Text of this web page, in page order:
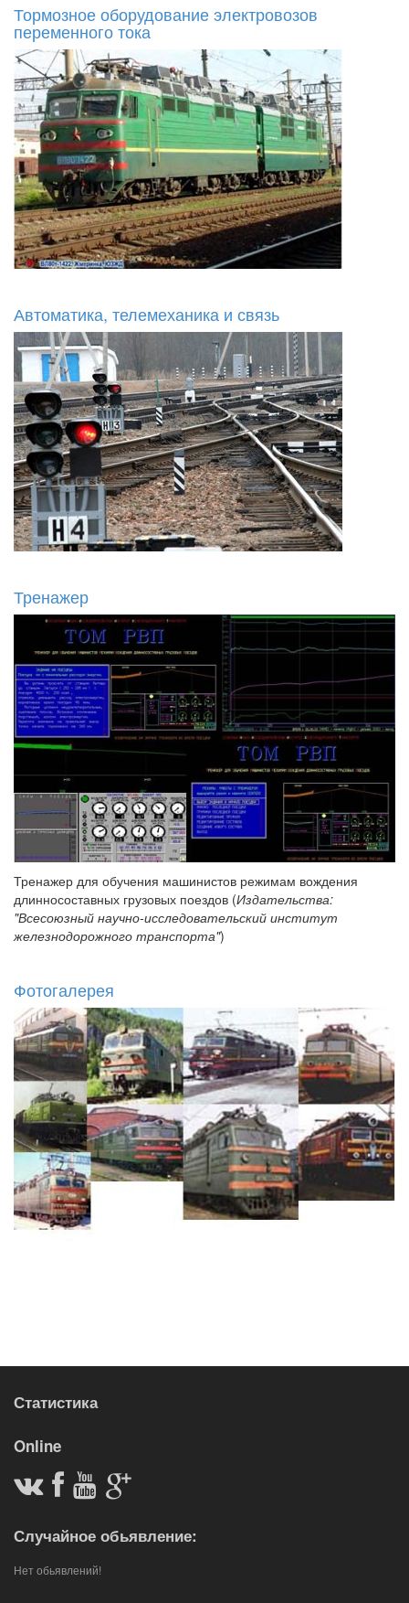
Тормозное оборудование электровозов
переменного тока
Автоматика, телемеханика и связь
Тренажер
Тренажер для обучения машинистов режимам вождения
длинносоставных грузовых поездов (Издательства:
"Всесоюзный научно-исследовательский институт
железнодорожного транспорта")
Фотогалерея
Статистика
Online
Случайное обьявление:
Нет обьявлений!